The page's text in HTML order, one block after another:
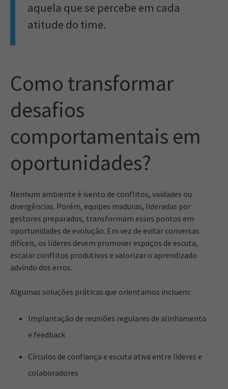
aquela que se percebe em cada
atitude do time.
Como transformar
desafios
comportamentais em
oportunidades?
Nenhum ambiente é isento de conflitos, vaidades ou
divergências. Porém, equipes maduras, lideradas por
gestores preparados, transformam esses pontos em
oportunidades de evolução. Em vez de evitar conversas
difíceis, os líderes devem promover espaços de escuta,
escalar conflitos produtivos e valorizar o aprendizado
advindo dos erros.
Algumas soluções práticas que orientamos incluem:
Implantação de reuniões regulares de alinhamento
e feedback
Círculos de confiança e escuta ativa entre líderes e
colaboradores